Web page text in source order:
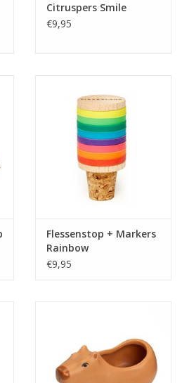
Citruspers Smile
€9,95
Flessenstop + Markers
Rainbow
€9,95